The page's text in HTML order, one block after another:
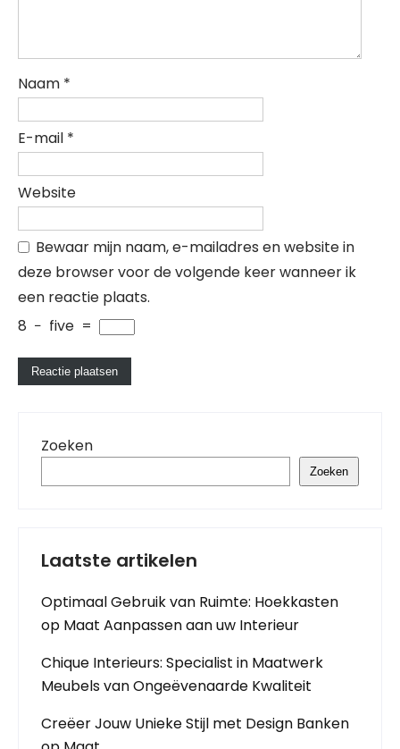
Naam *
E-mail *
Website
Bewaar mijn naam, e-mailadres en website in
deze browser voor de volgende keer wanneer ik
een reactie plaats.
8 − five =
Zoeken
Zoeken
Laatste artikelen
Optimaal Gebruik van Ruimte: Hoekkasten
op Maat Aanpassen aan uw Interieur
Chique Interieurs: Specialist in Maatwerk
Meubels van Ongeëvenaarde Kwaliteit
Creëer Jouw Unieke Stijl met Design Banken